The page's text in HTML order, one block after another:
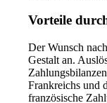
Vorteile
Der Wunsch
Gestalt an.
Frankreichs und
französische